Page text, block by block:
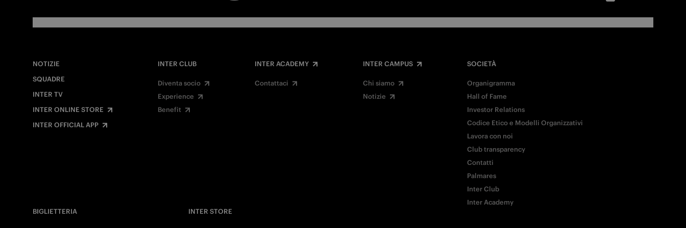
NOTIZIE
SQUADRE
INTER TV
INTER ONLINE STORE
INTER OFFICIAL APP
INTER CLUB
Diventa socio
Experience
Benefit
INTER ACADEMY
Contattaci
INTER CAMPUS
Chi siamo
Notizie
SOCIETÀ
Organigramma
Hall of Fame
Investor Relations
Codice Etico e Modelli Organizzativi
Lavora con noi
Club transparency
Contatti
Palmares
Inter Club
Inter Academy
BIGLIETTERIA
INTER STORE